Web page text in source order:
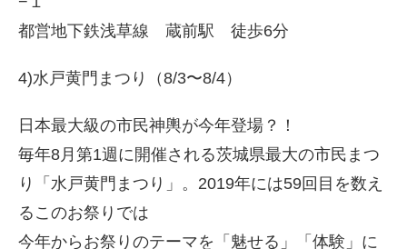
都営地下鉄浅草線 蔵前駅 徒歩6分
4)水戸黄門まつり（8/3〜8/4）
日本最大級の市民神輿が今年登場？！
毎年8月第1週に開催される茨城県最大の市民まつ
り「水戸黄門まつり」。2019年には59回目を数え
るこのお祭りでは
今年からお祭りのテーマを「魅せる」「体験」に